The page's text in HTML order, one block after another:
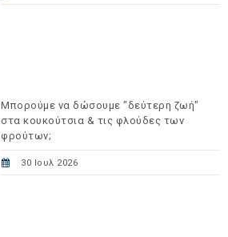
Μπορούμε να δώσουμε "δεύτερη ζωή"
στα κουκούτσια & τις φλούδες των
φρούτων;
30 Ιουλ 2026